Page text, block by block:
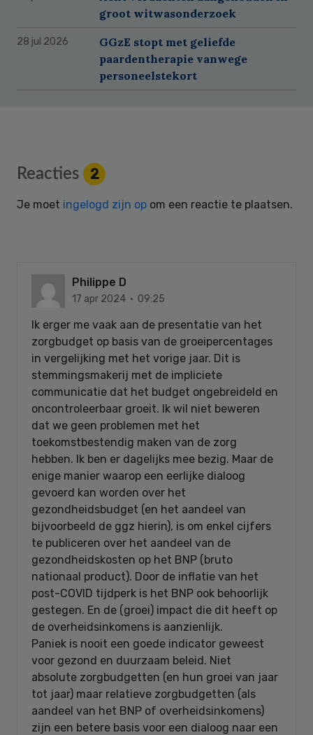
groot witwasonderzoek
28 jul 2026
GGzE stopt met geliefde
paardentherapie vanwege
personeelstekort
Reader
Interactions
Reacties 2
Je moet ingelogd zijn op om een reactie te plaatsen.
Philippe D
17 apr 2024 · 09:25
Ik erger me vaak aan de presentatie van het
zorgbudget op basis van de groeipercentages
in vergelijking met het vorige jaar. Dit is
stemmingsmakerij met de impliciete
communicatie dat het budget ongebreideld en
oncontroleerbaar groeit. Ik wil niet beweren
dat we geen problemen met het
toekomstbestendig maken van de zorg
hebben. Ik ben er dagelijks mee bezig. Maar de
enige manier waarop een eerlijke dialoog
gevoerd kan worden over het
gezondheidsbudget (en het aandeel van
bijvoorbeeld de ggz hierin), is om enkel cijfers
te publiceren over het aandeel van de
gezondheidskosten op het BNP (bruto
nationaal product). Door de inflatie van het
post-COVID tijdperk is het BNP ook behoorlijk
gestegen. En de (groei) impact die dit heeft op
de overheidsinkomens is aanzienlijk.
Paniek is nooit een goede indicator geweest
voor gezond en duurzaam beleid. Niet
absolute zorgbudgetten (en hun groei van jaar
tot jaar) maar relatieve zorgbudgetten (als
aandeel van het BNP of overheidsinkomens)
zijn een betere basis voor een dialoog naar een